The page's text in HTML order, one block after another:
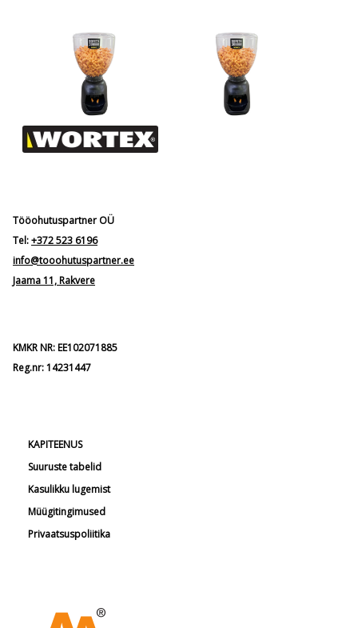
Tööohutuspartner OÜ
Tel:+372 523 6196
info@tooohutuspartner.ee
Jaama 11, Rakvere
KMKR NR: EE102071885
Reg.nr: 14231447
KAPITEENUS
Suuruste tabelid
Kasulikku lugemist
Müügitingimused
Privaatsuspoliitika